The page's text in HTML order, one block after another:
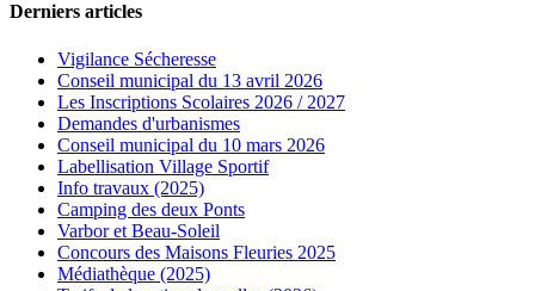
Derniers articles
Vigilance Sécheresse
Conseil municipal du 13 avril 2026
Les Inscriptions Scolaires 2026 / 2027
Demandes d'urbanismes
Conseil municipal du 10 mars 2026
Labellisation Village Sportif
Info travaux (2025)
Camping des deux Ponts
Varbor et Beau-Soleil
Concours des Maisons Fleuries 2025
Médiathèque (2025)